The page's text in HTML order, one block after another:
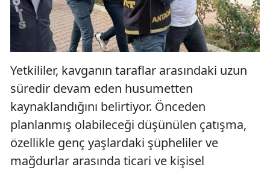
Yetkililer, kavganın taraflar arasındaki uzun
süredir devam eden husumetten
kaynaklandığını belirtiyor. Önceden
planlanmış olabileceği düşünülen çatışma,
özellikle genç yaşlardaki şüpheliler ve
mağdurlar arasında ticari ve kişisel